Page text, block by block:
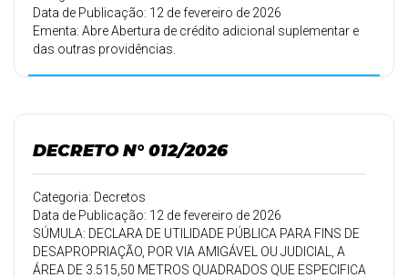
Data de Publicação: 12 de fevereiro de 2026
Ementa: Abre Abertura de crédito adicional suplementar e
das outras providências.
DECRETO N° 012/2026
Categoria: Decretos
Data de Publicação: 12 de fevereiro de 2026
SÚMULA: DECLARA DE UTILIDADE PÚBLICA PARA FINS DE
DESAPROPRIAÇÃO, POR VIA AMIGÁVEL OU JUDICIAL, A
ÁREA DE 3.515,50 METROS QUADRADOS QUE ESPECIFICA